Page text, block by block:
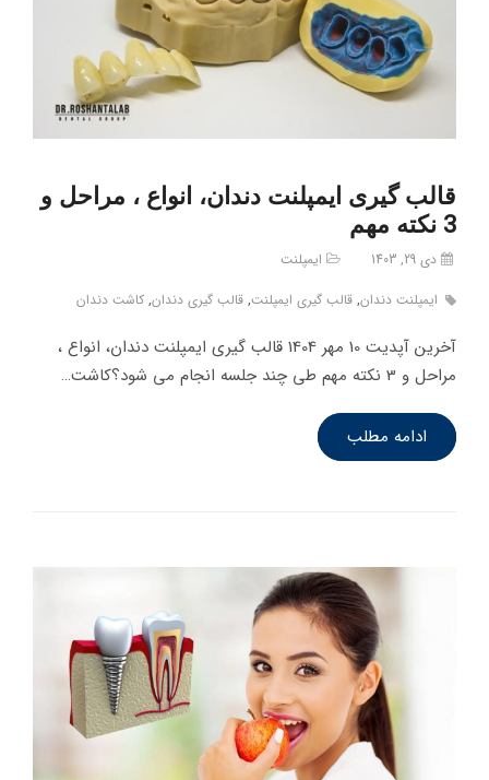
قالب‌ گیری ایمپلنت دندان، انواع ، مراحل و
3 نکته مهم
دی 29, 1403
ایمپلنت
ایمپلنت دندان, قالب گیری ایمپلنت, قالب گیری دندان, کاشت دندان
آخرین آپدیت 10 مهر 1404 قالب‌ گیری ایمپلنت دندان، انواع ،
مراحل و 3 نکته مهم طی چند جلسه انجام می شود؟کاشت…
ادامه مطلب